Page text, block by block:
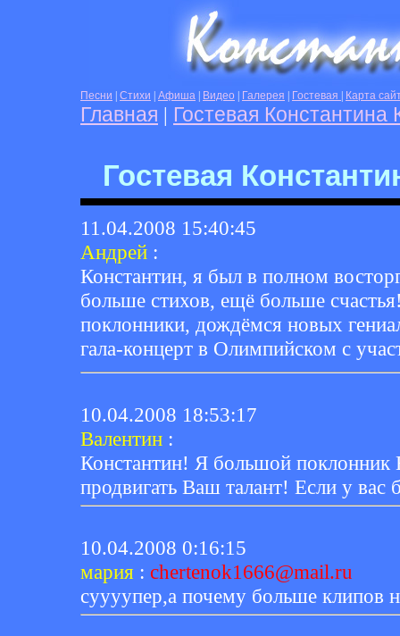
Песни Стихи Афиша Видео Галерея Гостевая Карта
Главная | Гостевая Константина
Гостевая
11.04.2008 15:40:45
Андрей :
Константин, я был в полном
больше стихов, ещё больше
поклонники, дождёмся новых
гала-концерт в Олимпийском с
10.04.2008 18:53:17
Валентин :
Константин! Я большой
продвигать Ваш талант! Если у вас
10.04.2008 0:16:15
мария : chertenok1666@mail.ru
суууупер,а почему больше клипов